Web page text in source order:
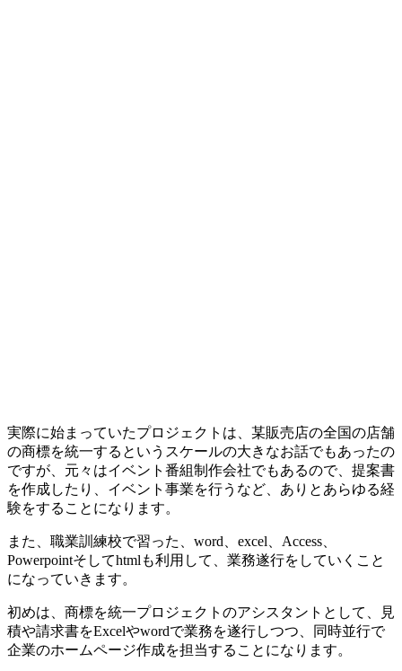
実際に始まっていたプロジェクトは、某販売店の全国の店舗
の商標を統一するというスケールの大きなお話でもあったの
ですが、元々はイベント番組制作会社でもあるので、提案書
を作成したり、イベント事業を行うなど、ありとあらゆる経
験をすることになります。
また、職業訓練校で習った、word、excel、Access、
Powerpointそしてhtmlも利用して、業務遂行をしていくこと
になっていきます。
初めは、商標を統一プロジェクトのアシスタントとして、見
積や請求書をExcelやwordで業務を遂行しつつ、同時並行で
企業のホームページ作成を担当することになります。